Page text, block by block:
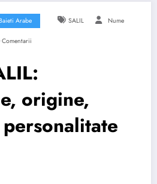
Arabe SALIL Nume
Comentarii
origine,